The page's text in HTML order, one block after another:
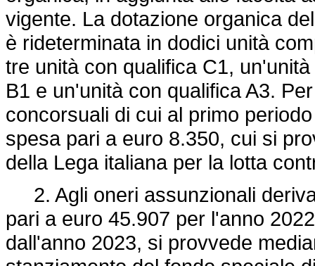
vigente. La dotazione organica
è rideterminata in dodici unità
tre unità con qualifica C1,
B1 e un'unità con qualifica A3.
concorsuali di cui al primo
spesa pari a euro 8.350, cui si
della Lega italiana per la lotta
2. Agli oneri assunzionali
pari a euro 45.907 per l'anno
dall'anno 2023, si provvede